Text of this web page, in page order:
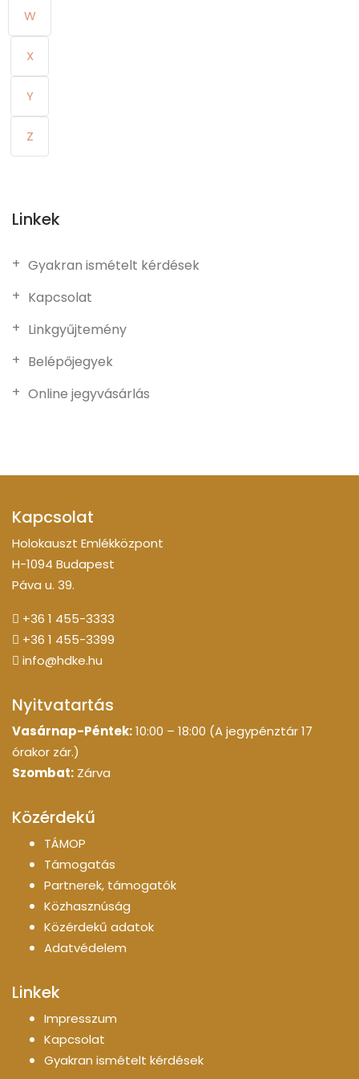
W
X
Y
Z
Linkek
Gyakran ismételt kérdések
Kapcsolat
Linkgyűjtemény
Belépőjegyek
Online jegyvásárlás
Kapcsolat
Holokauszt Emlékközpont
H-1094 Budapest
Páva u. 39.
+36 1 455-3333
+36 1 455-3399
info@hdke.hu
Nyitvatartás
Vasárnap-Péntek:10:00 – 18:00 (A jegypénztár 17
órakor zár.)
Szombat: Zárva
Közérdekű
TÁMOP
Támogatás
Partnerek, támogatók
Közhasznúság
Közérdekű adatok
Adatvédelem
Linkek
Impresszum
Kapcsolat
Gyakran ismételt kérdések